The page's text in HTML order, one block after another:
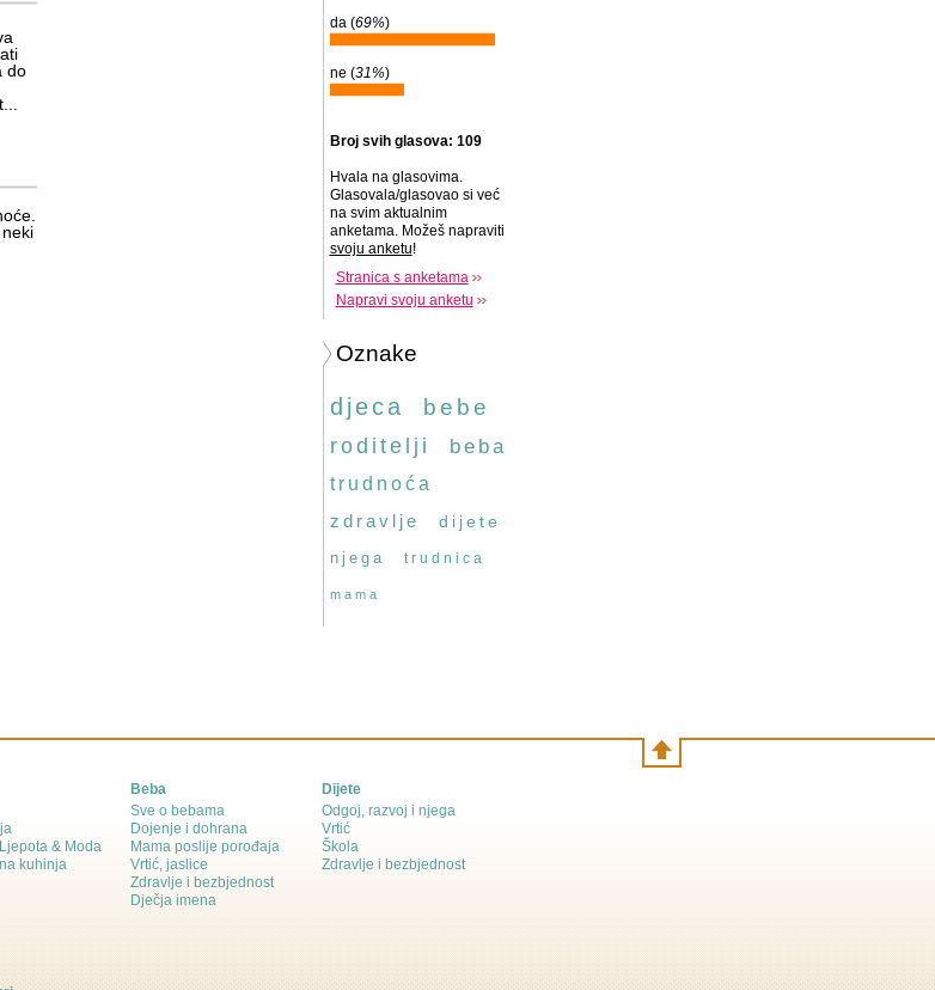
do
da (69%)
ne (31%)
Broj svih glasova: 109
Hvala na glasovima.
Glasovala/glasovao si već
na svim aktualnim
anketama. Možeš napraviti
svoju anketu!
Stranica s anketama
Napravi svoju anketu
Oznake
djeca bebe
roditelji beba
trudnoća
zdravlje
dijete
njega trudnica
mama
& Moda
kuhinja
Beba
Sve o bebama
Dojenje i dohrana
Mama poslije porođaja
Vrtić, jaslice
Zdravlje i bezbjednost
Dječja imena
Dijete
Odgoj, razvoj i njega
Vrtić
Škola
Zdravlje i bezbjednost